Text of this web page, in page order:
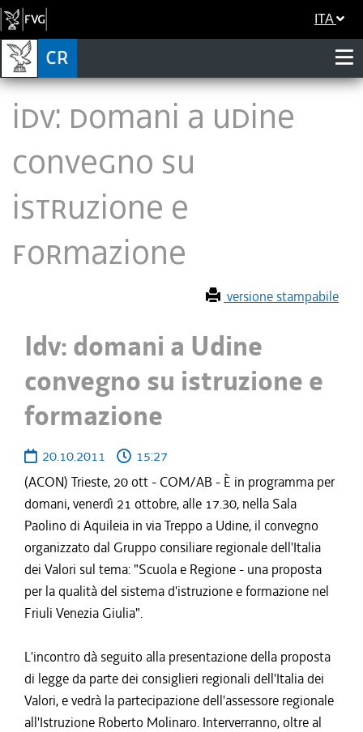
ITA
Idv: domani a Udine
convegno su
istruzione e
formazione
versione stampabile
Idv: domani a Udine
convegno su istruzione e
formazione
20.10.2011
15:27
(ACON) Trieste, 20 ott - COM/AB - È in programma per
domani, venerdì 21 ottobre, alle 17.30, nella Sala
Paolino di Aquileia in via Treppo a Udine, il convegno
organizzato dal Gruppo consiliare regionale dell'Italia
dei Valori sul tema: "Scuola e Regione - una proposta
per la qualità del sistema d'istruzione e formazione nel
Friuli Venezia Giulia".
L'incontro dà seguito alla presentazione della proposta
di legge da parte dei consiglieri regionali dell'Italia dei
Valori, e vedrà la partecipazione dell'assessore regionale
all'Istruzione Roberto Molinaro. Interverranno, oltre al